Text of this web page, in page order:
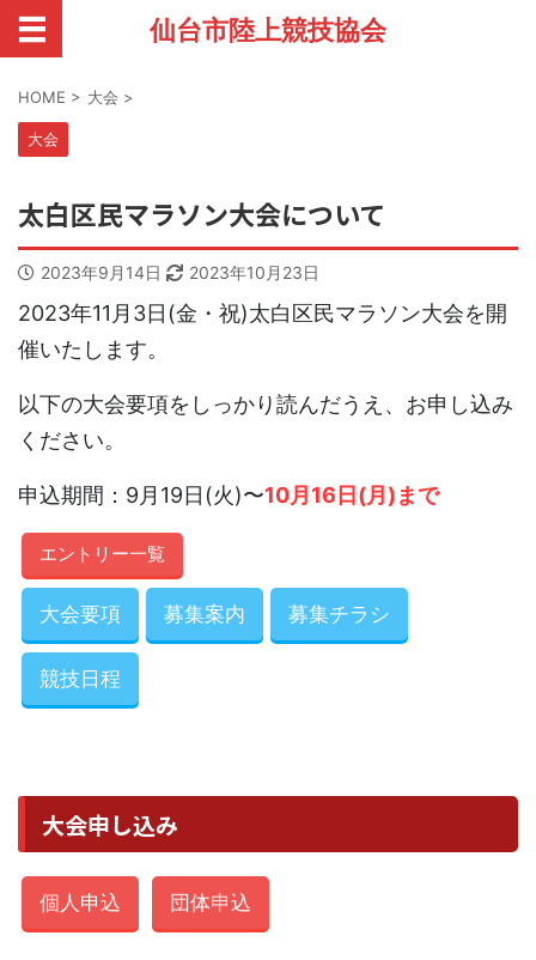
仙台市陸上競技協会
HOME > 大会 >
大会
太白区民マラソン大会について
2023年9月14日 2023年10月23日
2023年11月3日(金・祝)太白区民マラソン大会を開
催いたします。
以下の大会要項をしっかり読んだうえ、お申し込み
ください。
申込期間：9月19日(火)〜10月16日(月)まで
エントリー一覧
大会要項 募集案内 募集チラシ
競技日程
大会申し込み
個人申込 団体申込